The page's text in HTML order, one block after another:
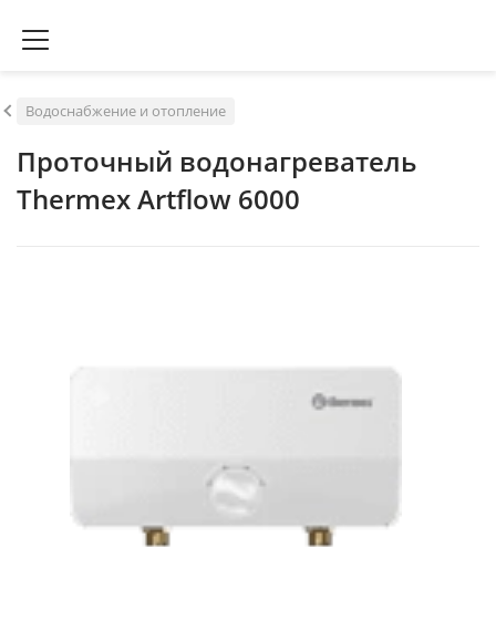
Водоснабжение и отопление
Проточный водонагреватель
Thermex Artflow 6000